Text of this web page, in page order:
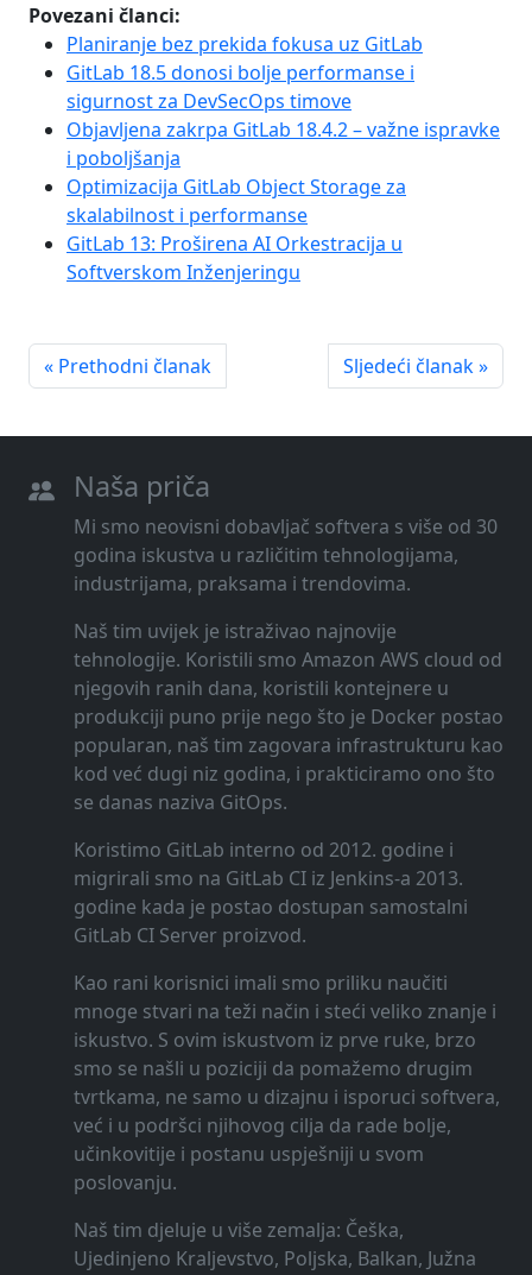
Povezani članci:
Planiranje bez prekida fokusa uz GitLab
GitLab 18.5 donosi bolje performanse i
sigurnost za DevSecOps timove
Objavljena zakrpa GitLab 18.4.2 – važne ispravke
i poboljšanja
Optimizacija GitLab Object Storage za
skalabilnost i performanse
GitLab 13: Proširena AI Orkestracija u
Softverskom Inženjeringu
« Prethodni članak Sljedeći članak »
Naša priča
Mi smo neovisni dobavljač softvera s više od 30
godina iskustva u različitim tehnologijama,
industrijama, praksama i trendovima.
Naš tim uvijek je istraživao najnovije
tehnologije. Koristili smo Amazon AWS cloud od
njegovih ranih dana, koristili kontejnere u
produkciji puno prije nego što je Docker postao
popularan, naš tim zagovara infrastrukturu kao
kod već dugi niz godina, i prakticiramo ono što
se danas naziva GitOps.
Koristimo GitLab interno od 2012. godine i
migrirali smo na GitLab CI iz Jenkins-a 2013.
godine kada je postao dostupan samostalni
GitLab CI Server proizvod.
Kao rani korisnici imali smo priliku naučiti
mnoge stvari na teži način i steći veliko znanje i
iskustvo. S ovim iskustvom iz prve ruke, brzo
smo se našli u poziciji da pomažemo drugim
tvrtkama, ne samo u dizajnu i isporuci softvera,
već i u podršci njihovog cilja da rade bolje,
učinkovitije i postanu uspješniji u svom
poslovanju.
Naš tim djeluje u više zemalja: Češka,
Ujedinjeno Kraljevstvo, Poljska, Balkan, Južna